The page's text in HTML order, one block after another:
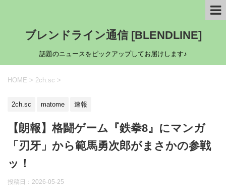
ブレンドライン通信 [BLENDLINE]
話題のニュースをピックアップしてお届けします♪
HOME > 2ch.sc >
2ch.sc matome 速報
【朗報】格闘ゲーム『鉄拳8』にマンガ
「刃牙」から範馬勇次郎がまさかの参戦
ッ！
投稿日： 2026-05-25